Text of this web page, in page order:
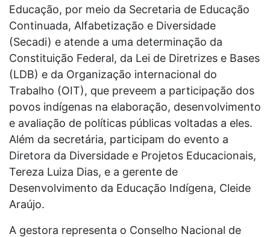
Educação, por meio da Secretaria de Educação
Continuada, Alfabetização e Diversidade
(Secadi) e atende a uma determinação da
Constituição Federal, da Lei de Diretrizes e Bases
(LDB) e da Organização internacional do
Trabalho (OIT), que preveem a participação dos
povos indígenas na elaboração, desenvolvimento
e avaliação de políticas públicas voltadas a eles.
Além da secretária, participam do evento a
Diretora da Diversidade e Projetos Educacionais,
Tereza Luiza Dias, e a gerente de
Desenvolvimento da Educação Indígena, Cleide
Araújo.
A gestora representa o Conselho Nacional de